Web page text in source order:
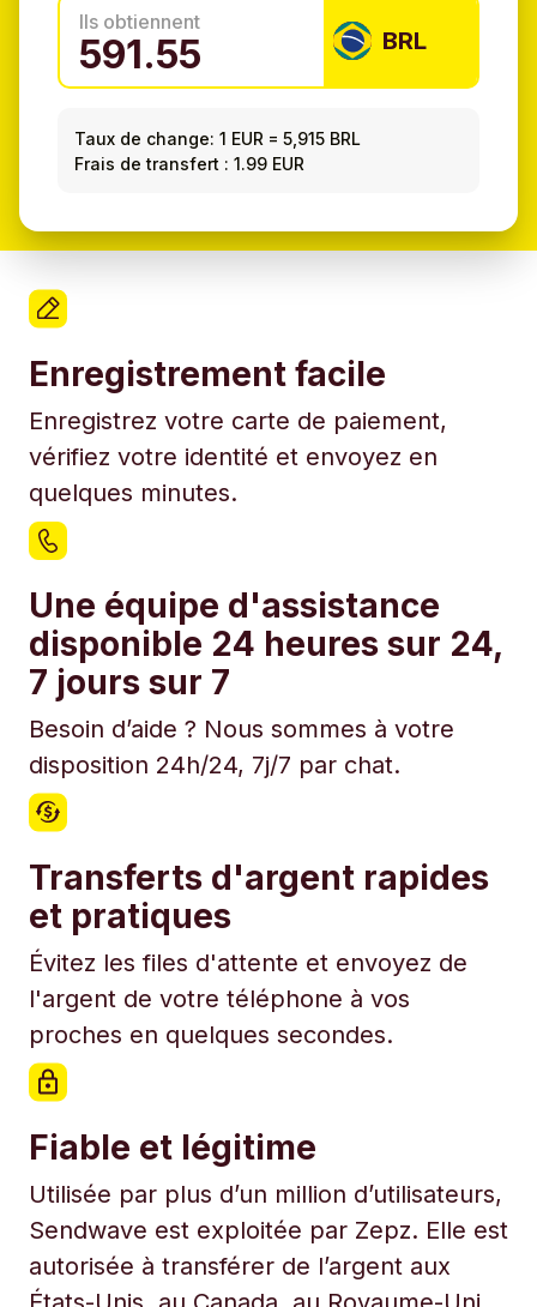
Ils obtiennent
BRL
Taux de change: 1 EUR =5,915 BRL
Frais de transfert : 1.99 EUR
Enregistrement facile
Enregistrez votre carte de paiement,
vérifiez votre identité et envoyez en
quelques minutes.
Une équipe d'assistance
disponible 24 heures sur 24,
7 jours sur 7
Besoin d’aide ? Nous sommes à votre
disposition 24h/24, 7j/7 par chat.
Transferts d'argent rapides
et pratiques
Évitez les files d'attente et envoyez de
l'argent de votre téléphone à vos
proches en quelques secondes.
Fiable et légitime
Utilisée par plus d’un million d’utilisateurs,
Sendwave est exploitée par Zepz. Elle est
autorisée à transférer de l’argent aux